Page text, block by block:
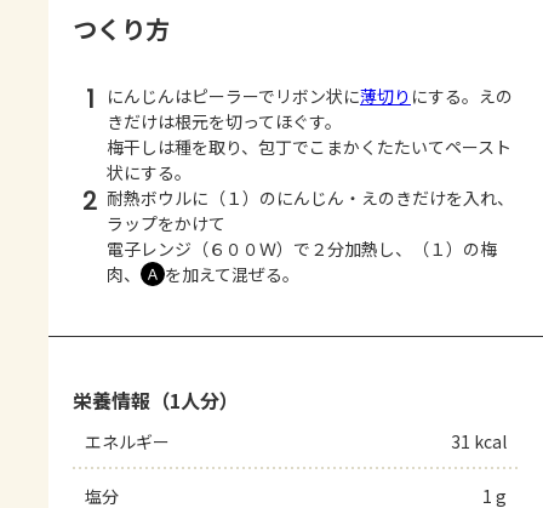
つくり方
1 にんじんはピーラーでリボン状に薄切り にする。えの
きだけは根元を切ってほぐす。
梅干しは種を取り、包丁でこまかくたたいてペースト
状にする。
2 耐熱ボウルに（１）のにんじん・えのきだけを入れ、
ラップをかけて
電子レンジ（６００Ｗ）で２分加熱し、（１）の梅
肉、
Ａ を加えて混ぜる。
栄養情報（1人分）
エネルギー 31 kcal
塩分 1 g